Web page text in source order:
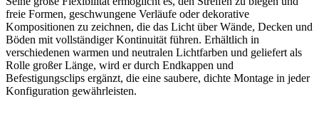
freie Formen, geschwungene Verläufe oder dekorative
Kompositionen zu zeichnen, die das Licht über Wände, Decken und
Böden mit vollständiger Kontinuität führen. Erhältlich in
verschiedenen warmen und neutralen Lichtfarben und geliefert als
Rolle großer Länge, wird er durch Endkappen und
Befestigungsclips ergänzt, die eine saubere, dichte Montage in jeder
Konfiguration gewährleisten.